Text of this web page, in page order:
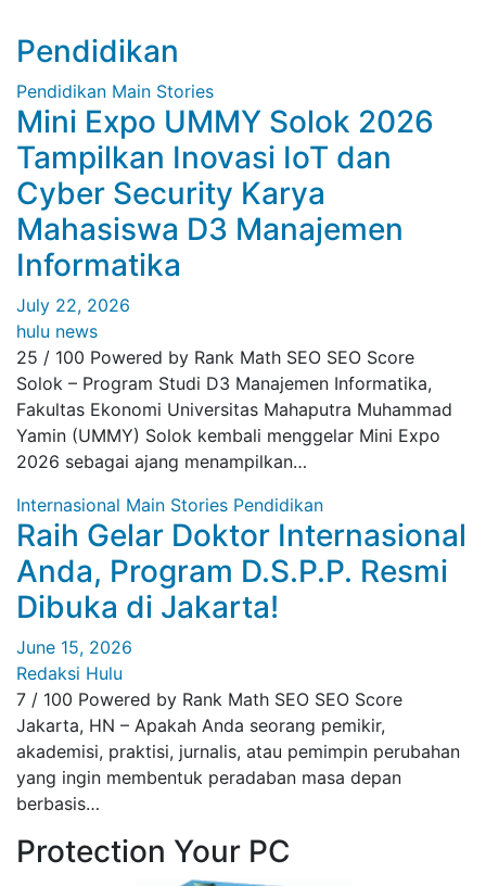
Pendidikan
Pendidikan Main Stories
Mini Expo UMMY Solok 2026
Tampilkan Inovasi IoT dan
Cyber Security Karya
Mahasiswa D3 Manajemen
Informatika
July 22, 2026
hulu news
25 / 100 Powered by Rank Math SEO SEO Score
Solok – Program Studi D3 Manajemen Informatika,
Fakultas Ekonomi Universitas Mahaputra Muhammad
Yamin (UMMY) Solok kembali menggelar Mini Expo
2026 sebagai ajang menampilkan…
Internasional Main Stories Pendidikan
Raih Gelar Doktor Internasional
Anda, Program D.S.P.P. Resmi
Dibuka di Jakarta!
June 15, 2026
Redaksi Hulu
7 / 100 Powered by Rank Math SEO SEO Score
Jakarta, HN – Apakah Anda seorang pemikir,
akademisi, praktisi, jurnalis, atau pemimpin perubahan
yang ingin membentuk peradaban masa depan
berbasis…
Protection Your PC